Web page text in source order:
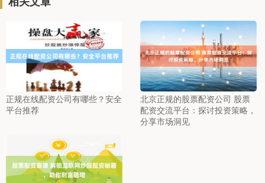
正规在线配资公司有哪些？安全
平台推荐
北京正规的股票配资公司 股票
配资交流平台：探讨投资策略，
分享市场洞见